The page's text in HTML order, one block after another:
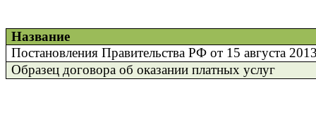
Название
Постановления Правительства РФ от 15 августа
Образец договора об оказании платных услуг